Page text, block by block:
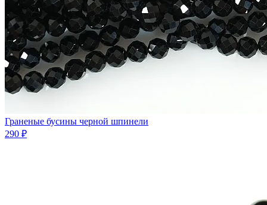
Граненые бусины черной шпинели
290 ₽